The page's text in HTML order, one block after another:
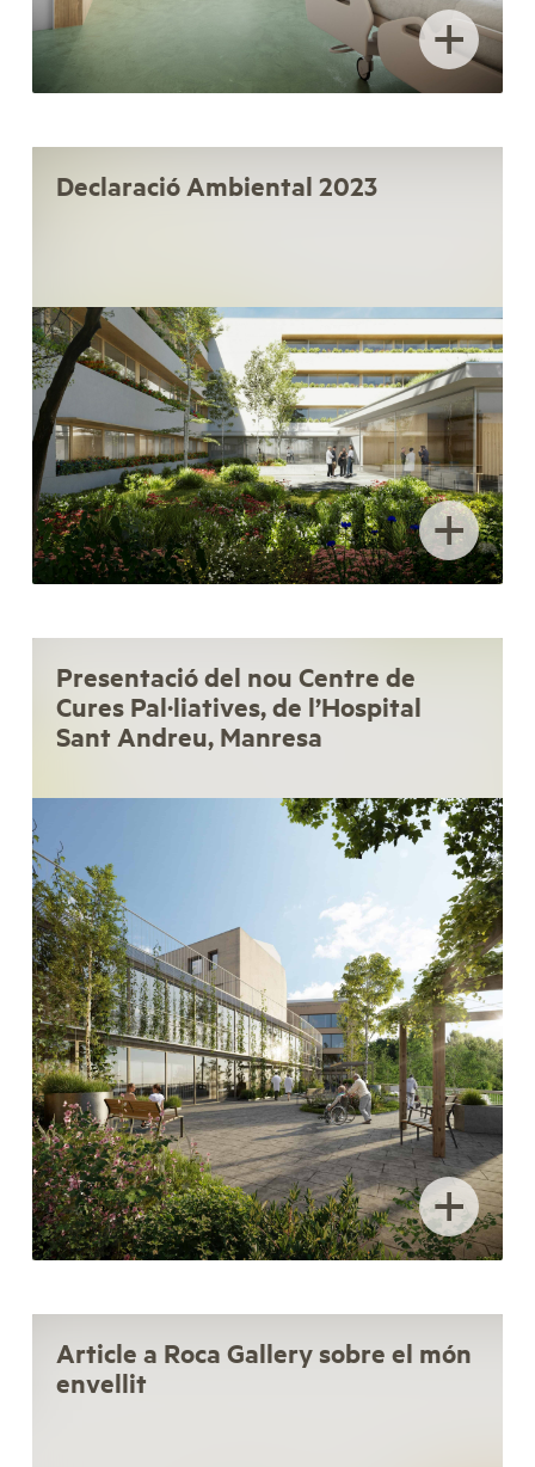
+
Declaració Ambiental 2023
+
Presentació del nou Centre de
Cures Pal·liatives, de l’Hospital
Sant Andreu, Manresa
+
Article a Roca Gallery sobre el món
envellit